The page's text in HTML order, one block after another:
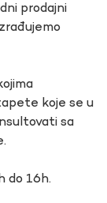
prodajni
koje se u
sa
do 16h.